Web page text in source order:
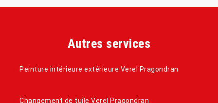
Autres services
Peinture intérieure extérieure Verel Pragondran
Changement de tuile Verel Pragondran